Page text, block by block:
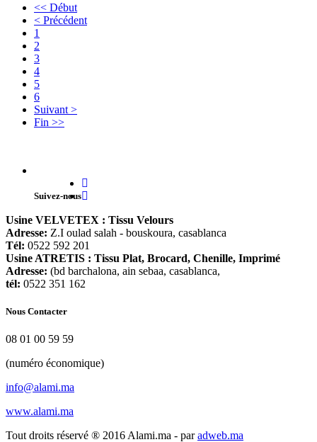
<< Début
< Précédent
1
2
3
4
5
6
Suivant >
Fin >>
Suivez-nous
Usine VELVETEX : Tissu Velours
Adresse: Z.I oulad salah - bouskoura, casablanca
Tél: 0522 592 201
Usine ATRETIS : Tissu Plat, Brocard, Chenille, Imprimé
Adresse: (bd barchalona, ain sebaa, casablanca,
tél: 0522 351 162
Nous Contacter
08 01 00 59 59
(numéro économique)
info@alami.ma
www.alami.ma
Tout droits réservé ® 2016 Alami.ma - paradweb.ma